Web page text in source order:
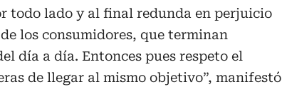
todo lado y al final redunda en perjuicio
los consumidores, que terminan
día a día. Entonces pues respeto el
de llegar al mismo objetivo”, manifestó